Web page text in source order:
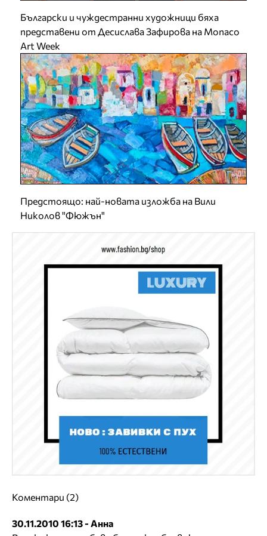
Български и чуждестранни художници бяха
представени от Десислава Зафирова на Monaco
Art Week
Предстоящо: най-новата изложба на Вили
Николов "Фюжън"
Коментари (2)
30.11.2010 16:13 - Анна